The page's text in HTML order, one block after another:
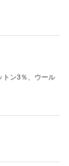
トン3％、ウール